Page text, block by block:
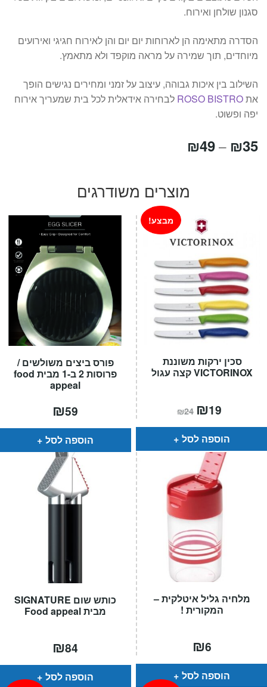
סגנון שולחן ואירוח.
הסדרה מתאימה הן לארוחות יום יום והן לאירוח חגיגי ואירועים
מיוחדים, תוך שמירה על מראה מוקפד ולא מתאמץ.
השילוב בין איכות גבוהה, עיצוב על זמני ומחירים נגישים הופך
אתROSO BISTRO לבחירה אידאלית לכל בית שמעריך אירוח
יפה ופשוט.
₪35
–
₪49
עד
מוצרים משודרגים
פורס ביצים משולשים /
פרוסות 2 ב-1 מבית food
appeal
₪59
הוספה לסל
סכין ירקות משוננת
VICTORINOX קצה עגול
מבצע!
₪24 המחיר
המקורי
היה:
₪24.
₪19
הוא:
הוספה לסל
כותש שום SIGNATURE
מבית Food appeal
₪84
הוספה לסל
מלחיה גליל איטלקית –
המקורית !
₪6
הוספה לסל